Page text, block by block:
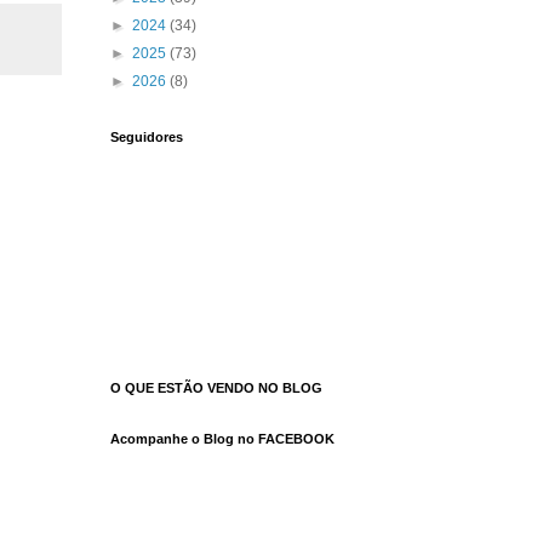
► 2024 (34)
► 2025 (73)
► 2026 (8)
Seguidores
O QUE ESTÃO VENDO NO BLOG
Acompanhe o Blog no FACEBOOK